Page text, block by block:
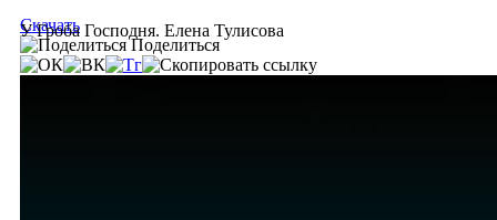
У Гроба Господня. Елена Тулисова
Скачать
Поделиться